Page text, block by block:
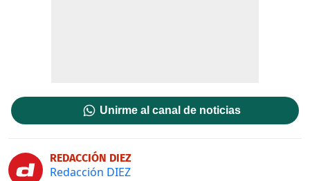
Unirme al canal de noticias
REDACCIÓN DIEZ
Redacción DIEZ